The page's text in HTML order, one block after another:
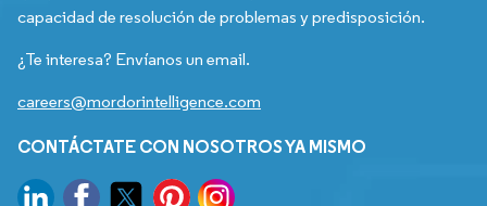
capacidad de resolución de problemas y predisposición.
¿Te interesa? Envíanos un email.
careers@mordorintelligence.com
CONTÁCTATE CON NOSOTROS YA MISMO